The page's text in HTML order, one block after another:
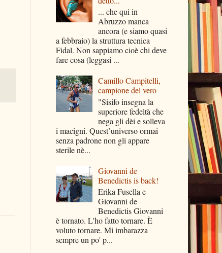
... che qui in
Abruzzo manca
ancora (e siamo quasi
a febbraio) la struttura tecnica
Fidal. Non sappiamo cioè chi deve
fare cosa (leggasi ...
Camillo Campitelli,
campione del vero
"Sisifo insegna la
superiore fedeltà che
nega gli dèi e solleva
i macigni. Quest’universo ormai
senza padrone non gli appare
sterile nè...
Giovanni de
Benedictis is back!
Erika Fusella e
Giovanni de
Benedictis Giovanni
è tornato. L'ho fatto tornare. È
voluto tornare. Mi imbarazza
sempre un po' p...